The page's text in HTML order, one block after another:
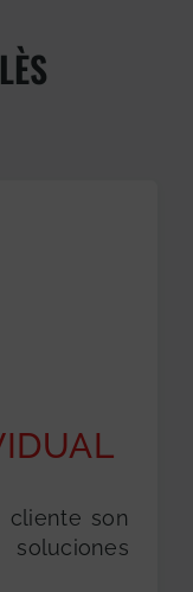
cliente son